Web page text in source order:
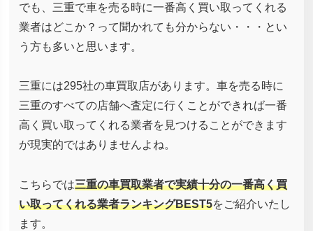
でも、三重で車を売る時に一番高く買い取ってくれる
業者はどこか？って聞かれても分からない・・・とい
う方も多いと思います。
三重には295社の車買取店があります。車を売る時に
三重のすべての店舗へ査定に行くことができれば一番
高く買い取ってくれる業者を見つけることができます
が現実的ではありませんよね。
こちらでは三重の車買取業者で実績十分の一番高く買
い取ってくれる業者ランキングBEST5をご紹介いたし
ます。